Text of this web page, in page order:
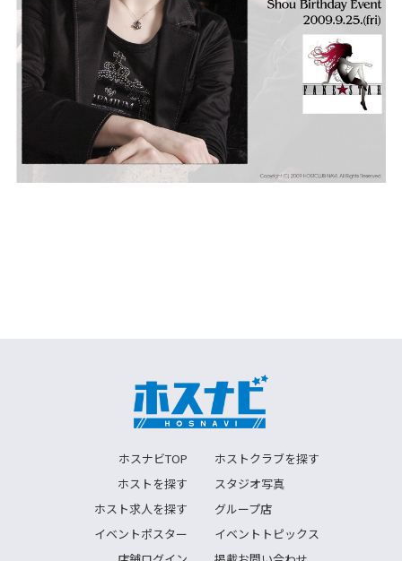
ホスナビTOP
ホストクラブを探す
ホストを探す
スタジオ写真
ホスト求人を探す
グループ店
イベントポスター
イベントトピックス